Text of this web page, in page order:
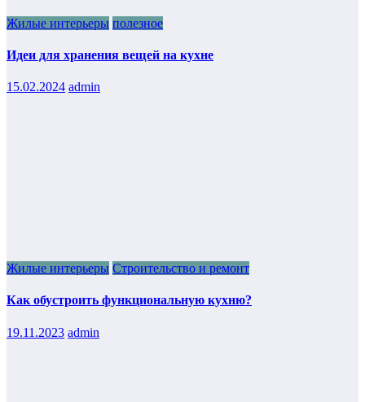
Жилые интерьеры полезное
Идеи для хранения вещей на кухне
15.02.2024 admin
Жилые интерьеры Строительство и ремонт
Как обустроить функциональную кухню?
19.11.2023 admin